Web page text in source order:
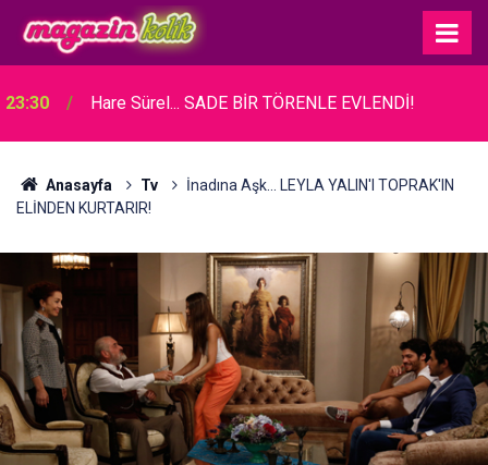
23:30 Hare Sürel... SADE BİR TÖRENLE EVLENDİ!
Anasayfa Tv
İnadına Aşk... LEYLA YALIN'I TOPRAK'IN
ELİNDEN KURTARIR!